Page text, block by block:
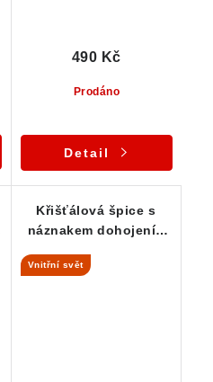
Prodáno
490 Kč
Detail
Křišťálová špice s
náznakem dohojení -
Vnitřní svět